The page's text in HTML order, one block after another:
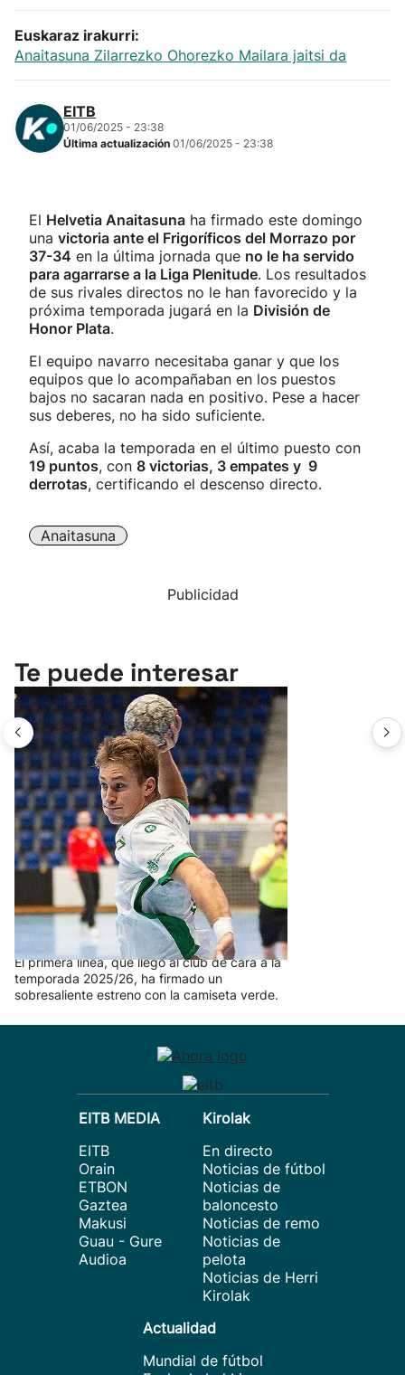
Más deportes
"Helmuga"
Euskaraz irakurri:
Anaitasuna Zilarrezko Ohorezko Mailara jaitsi da
EITB
01/06/2025 - 23:38
Última actualización 01/06/2025 - 23:38
El Helvetia Anaitasuna ha firmado este domingo
una victoria ante el Frigoríficos del Morrazo por
37-34 en la última jornada que no le ha servido
para agarrarse a la Liga Plenitude. Los resultados
de sus rivales directos no le han favorecido y la
próxima temporada jugará en la División de
Honor Plata.
El equipo navarro necesitaba ganar y que los
equipos que lo acompañaban en los puestos
bajos no sacaran nada en positivo. Pese a hacer
sus deberes, no ha sido suficiente.
Así, acaba la temporada en el último puesto con
19 puntos, con 8 victorias, 3 empates y 9
derrotas, certificando el descenso directo.
Anaitasuna
Publicidad
Te puede interesar
Anaitasuna renueva a Iker Elola
hasta 2028
El primera línea, que llegó al club de cara a la
temporada 2025/26, ha firmado un
sobresaliente estreno con la camiseta verde.
EITB MEDIA
EITB
Orain
ETBON
Gaztea
Makusi
Guau - Gure
Audioa
Kirolak
En directo
Noticias de fútbol
Noticias de
baloncesto
Noticias de remo
Noticias de
pelota
Noticias de Herri
Kirolak
Actualidad
Mundial de fútbol